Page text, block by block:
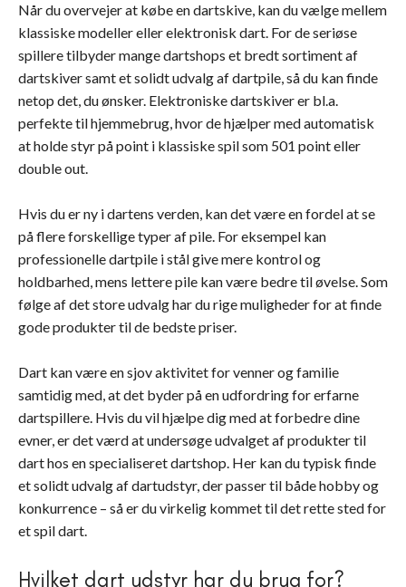
Når du overvejer at købe en dartskive, kan du vælge mellem
klassiske modeller eller elektronisk dart. For de seriøse
spillere tilbyder mange dartshops et bredt sortiment af
dartskiver samt et solidt udvalg af dartpile, så du kan finde
netop det, du ønsker. Elektroniske dartskiver er bl.a.
perfekte til hjemmebrug, hvor de hjælper med automatisk
at holde styr på point i klassiske spil som 501 point eller
double out.
Hvis du er ny i dartens verden, kan det være en fordel at se
på flere forskellige typer af pile. For eksempel kan
professionelle dartpile i stål give mere kontrol og
holdbarhed, mens lettere pile kan være bedre til øvelse. Som
følge af det store udvalg har du rige muligheder for at finde
gode produkter til de bedste priser.
Dart kan være en sjov aktivitet for venner og familie
samtidig med, at det byder på en udfordring for erfarne
dartspillere. Hvis du vil hjælpe dig med at forbedre dine
evner, er det værd at undersøge udvalget af produkter til
dart hos en specialiseret dartshop. Her kan du typisk finde
et solidt udvalg af dartudstyr, der passer til både hobby og
konkurrence – så er du virkelig kommet til det rette sted for
et spil dart.
Hvilket dart udstyr har du brug for?